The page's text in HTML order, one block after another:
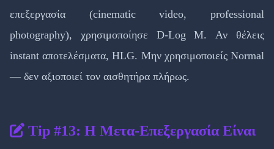
επεξεργασία (cinematic video, professional
photography), χρησιμοποίησε D-Log M. Αν θέλεις
instant αποτελέσματα, HLG. Μην χρησιμοποιείς Normal
— δεν αξιοποιεί τον αισθητήρα πλήρως.
Tip #13: Η Μετα-Επεξεργασία Είναι